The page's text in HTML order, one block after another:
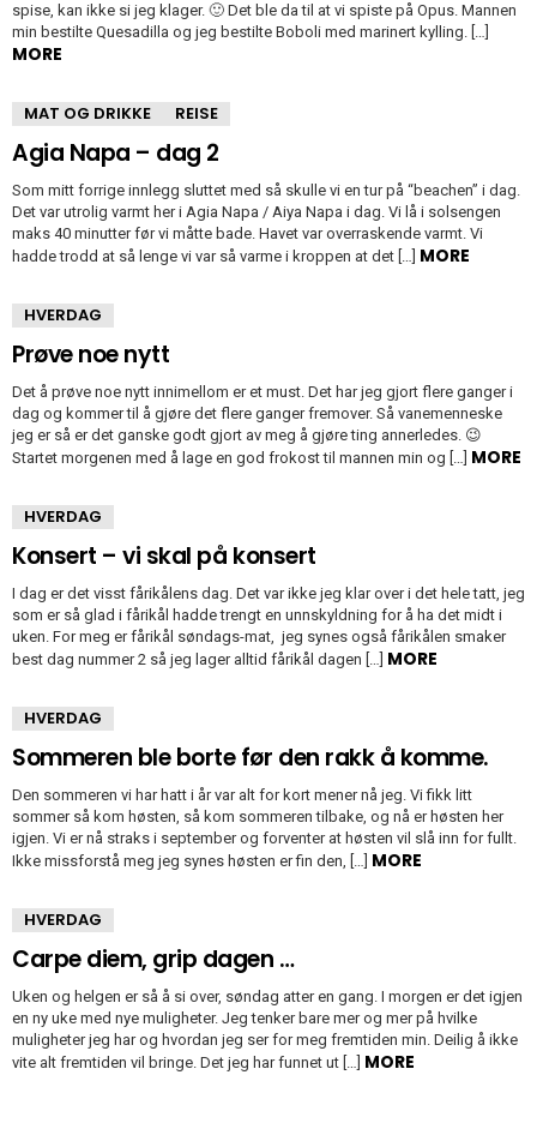
spise, kan ikke si jeg klager. 🙂 Det ble da til at vi spiste på Opus. Mannen
min bestilte Quesadilla og jeg bestilte Boboli med marinert kylling. […]
MORE
MAT OG DRIKKE REISE
Agia Napa – dag 2
Som mitt forrige innlegg sluttet med så skulle vi en tur på “beachen” i dag.
Det var utrolig varmt her i Agia Napa / Aiya Napa i dag. Vi lå i solsengen
maks 40 minutter før vi måtte bade. Havet var overraskende varmt. Vi
hadde trodd at så lenge vi var så varme i kroppen at det […] MORE
HVERDAG
Prøve noe nytt
Det å prøve noe nytt innimellom er et must. Det har jeg gjort flere ganger i
dag og kommer til å gjøre det flere ganger fremover. Så vanemenneske
jeg er så er det ganske godt gjort av meg å gjøre ting annerledes. 😉
Startet morgenen med å lage en god frokost til mannen min og […] MORE
HVERDAG
Konsert – vi skal på konsert
I dag er det visst fårikålens dag. Det var ikke jeg klar over i det hele tatt, jeg
som er så glad i fårikål hadde trengt en unnskyldning for å ha det midt i
uken. For meg er fårikål søndags-mat, jeg synes også fårikålen smaker
best dag nummer 2 så jeg lager alltid fårikål dagen […] MORE
HVERDAG
Sommeren ble borte før den rakk å komme.
Den sommeren vi har hatt i år var alt for kort mener nå jeg. Vi fikk litt
sommer så kom høsten, så kom sommeren tilbake, og nå er høsten her
igjen. Vi er nå straks i september og forventer at høsten vil slå inn for fullt.
Ikke missforstå meg jeg synes høsten er fin den, […] MORE
HVERDAG
Carpe diem, grip dagen …
Uken og helgen er så å si over, søndag atter en gang. I morgen er det igjen
en ny uke med nye muligheter. Jeg tenker bare mer og mer på hvilke
muligheter jeg har og hvordan jeg ser for meg fremtiden min. Deilig å ikke
vite alt fremtiden vil bringe. Det jeg har funnet ut […] MORE